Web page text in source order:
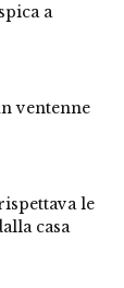
a
ventenne
le
casa